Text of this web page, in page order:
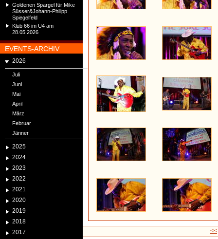
Goldenen Spargel für Mike
Süsser&Johann-Philipp
Spiegelfeld
Klub 66 im U4 am
28.05.2026
EVENTS-ARCHIV
2026
Juli
Juni
Mai
April
März
Februar
Jänner
2025
2024
2023
2022
2021
2020
2019
2018
2017
<<